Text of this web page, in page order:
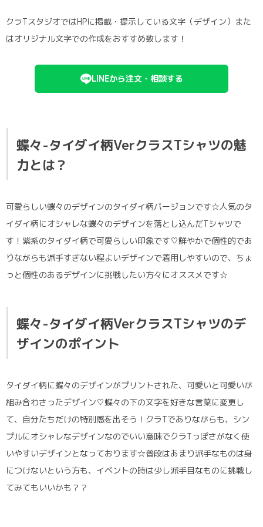
クラTスタジオではHPに掲載・提示している文字（デザイン）また
はオリジナル文字での作成をおすすめ致します！
LINEから注文・相談する
蝶々-タイダイ柄VerクラスTシャツの魅
力とは？
可愛らしい蝶々のデザインのタイダイ柄バージョンです☆人気のタ
イダイ柄にオシャレな蝶々のデザインを落とし込んだTシャツで
す！紫系のタイダイ柄で可愛らしい印象です♡鮮やかで個性的であ
りながらも派手すぎない程よいデザインで着用しやすいので、ちょ
っと個性のあるデザインに挑戦したい方々にオススメです☆
蝶々-タイダイ柄VerクラスTシャツのデ
ザインのポイント
タイダイ柄に蝶々のデザインがプリントされた、可愛いと可愛いが
組み合わさったデザイン♡蝶々の下の文字を好きな言葉に変更し
て、自分たちだけの特別感を出そう！クラTでありながらも、シン
プルにオシャレなデザインなのでいい意味でクラTっぽさがなく使
いやすいデザインとなっております☆普段はあまり派手なものは身
につけないという方も、イベントの時は少し派手目なものに挑戦し
てみてもいいかも？？